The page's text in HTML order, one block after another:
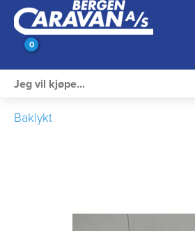
0
Baklykt